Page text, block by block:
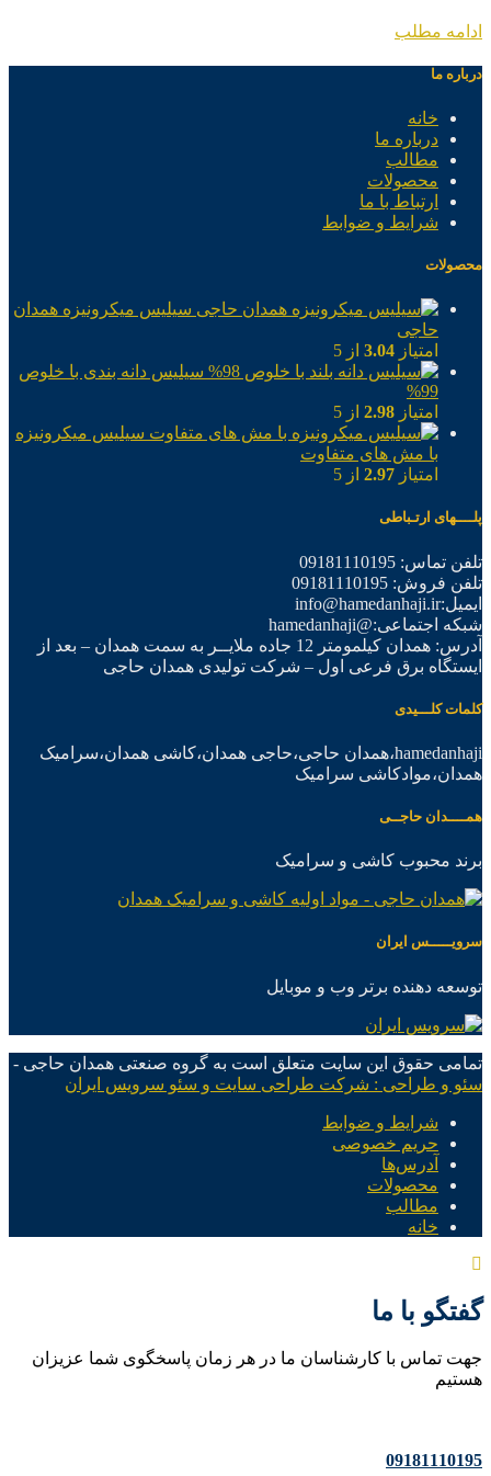
ادامه مطلب
درباره ما
خانه
درباره ما
مطالب
محصولات
ارتباط با ما
شرایط و ضوابط
محصولات
سیلیس میکرونیزه همدان
حاجی
امتیاز 3.04 از 5
سیلیس دانه بندی با خلوص
99%
امتیاز 2.98 از 5
سیلیس میکرونیزه
با مش های متفاوت
امتیاز 2.97 از 5
پلــــهای ارتـباطی
تلفن تماس: 09181110195
تلفن فروش: 09181110195
ایمیل:info@hamedanhaji.ir
شبکه اجتماعی:@hamedanhaji
آدرس: همدان کیلمومتر 12 جاده ملایــر به سمت همدان – بعد از
ایستگاه برق فرعی اول – شرکت تولیدی همدان حاجی
کلمات کلـــیدی
hamedanhaji،همدان حاجی،حاجی همدان،کاشی همدان،سرامیک
همدان،موادکاشی سرامیک
همــــدان حاجــی
برند محبوب کاشی و سرامیک
سرویـــــس ایران
توسعه دهنده برتر وب و موبایل
تمامی حقوق این سایت متعلق است به گروه صنعتی همدان حاجی -
سئو و طراحی : شرکت طراحی سایت و سئو سرویس ایران
شرایط و ضوابط
حریم خصوصی
آدرس‌ها
محصولات
مطالب
خانه
گفتگو با ما
جهت تماس با کارشناسان ما در هر زمان پاسخگوی شما عزیزان
هستیم
09181110195